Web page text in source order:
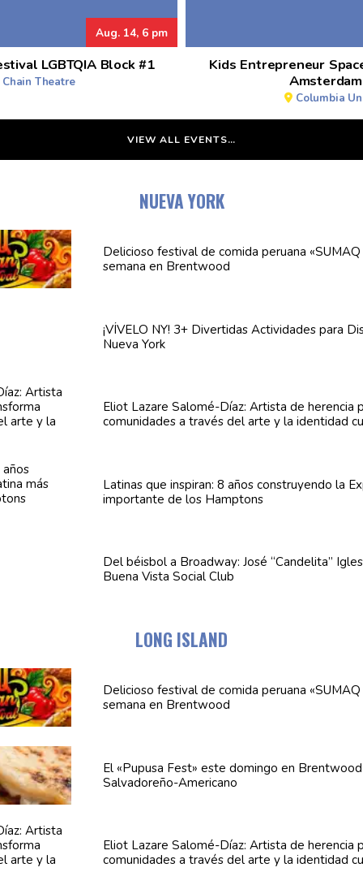
Aug. 14, 6 pm
LGBTQIA Block #1
Theatre
Kids Entrepreneur
Columbia
VIEW ALL EVENTS…
NUEVA YORK
Delicioso festival de comida peruana
semana en Brentwood
¡VÍVELO NY! 3+ Divertidas Actividadespara
Nueva York
Eliot Lazare Salomé-Díaz: Artista de herencia
comunidadesa través del arte y la identidad
Latinas que inspiran: 8 años construyendo la
importante de los Hamptons
Del béisbol a Broadway: José “Candelita”
Buena Vista Social Club
LONG ISLAND
Delicioso festival de comida peruana
semana en Brentwood
El «Pupusa Fest» este domingo en
Salvadoreño-Americano
Eliot Lazare Salomé-Díaz: Artista de herencia
comunidadesa través del arte y la identidad